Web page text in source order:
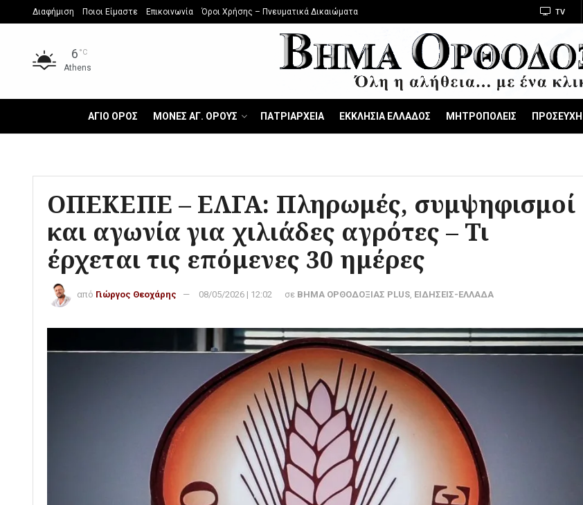
Διαφήμιση Ποιοι Είμαστε Επικοινωνία Όροι Χρήσης – Πνευματικά Δικαιώματα TV
6 °C
Athens
ΑΓΙΟ ΟΡΟΣ ΜΟΝΕΣ ΑΓ. ΟΡΟΥΣ ΠΑΤΡΙΑΡΧΕΙΑ ΕΚΚΛΗΣΙΑ ΕΛΛΑΔΟΣ ΜΗΤΡΟΠΟΛΕΙΣ ΠΡΟΣΕΥΧΗ
ΟΠΕΚΕΠΕ – ΕΛΓΑ: Πληρωμές, συμψηφισμοί
και αγωνία για χιλιάδες αγρότες – Τι
έρχεται τις επόμενες 30 ημέρες
από Γιώργος Θεοχάρης 08/05/2026 | 12:02 σε ΒΗΜΑ ΟΡΘΟΔΟΞΙΑΣ PLUS ΕΙΔΗΣΕΙΣ-ΕΛΛΑΔΑ